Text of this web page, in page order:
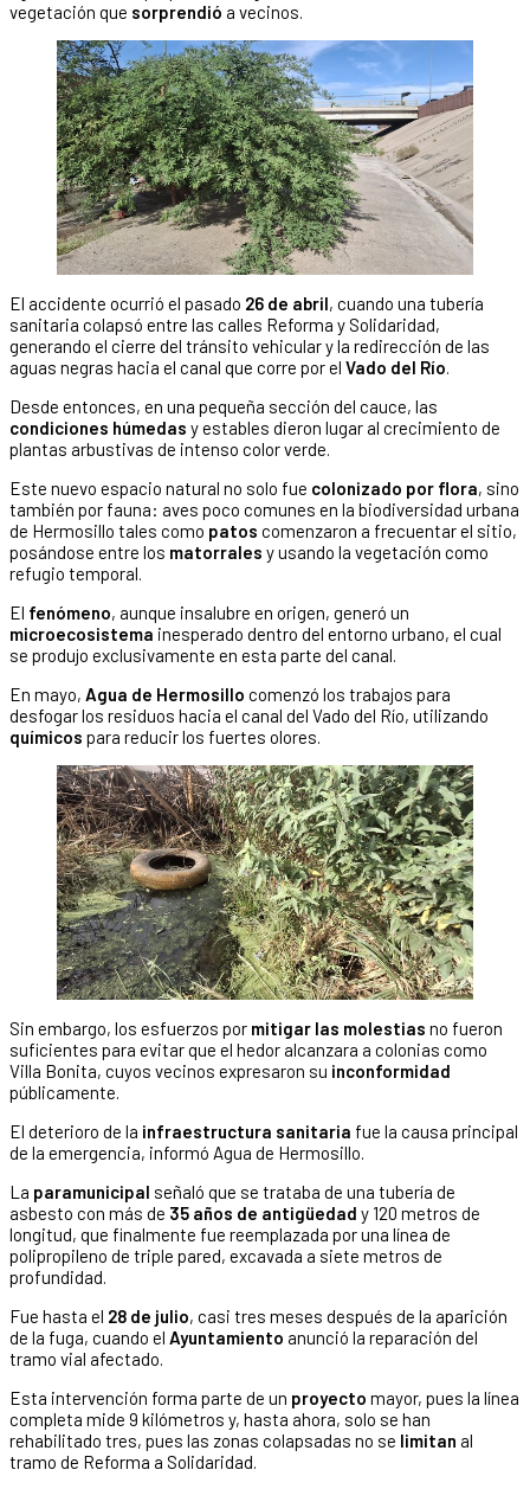
vegetación que sorprendió a vecinos.
El accidente ocurrió el pasado 26 de abril, cuando una tubería
sanitaria colapsó entre las calles Reforma y Solidaridad,
generando el cierre del tránsito vehicular y la redirección de las
aguas negras hacia el canal que corre por el Vado del Río.
Desde entonces, en una pequeña sección del cauce, las
condiciones húmedas y estables dieron lugar al crecimiento de
plantas arbustivas de intenso color verde.
Este nuevo espacio natural no solo fue colonizado por flora, sino
también por fauna: aves poco comunes en la biodiversidad urbana
de Hermosillo tales como patos comenzaron a frecuentar el sitio,
posándose entre los matorrales y usando la vegetación como
refugio temporal.
El fenómeno, aunque insalubre en origen, generó un
microecosistema inesperado dentro del entorno urbano, el cual
se produjo exclusivamente en esta parte del canal.
En mayo, Agua de Hermosillo comenzó los trabajos para
desfogar los residuos hacia el canal del Vado del Río, utilizando
químicos para reducir los fuertes olores.
Sin embargo, los esfuerzos por mitigar las molestias no fueron
suficientes para evitar que el hedor alcanzara a colonias como
Villa Bonita, cuyos vecinos expresaron su inconformidad
públicamente.
El deterioro de la infraestructura sanitaria fue la causa principal
de la emergencia, informó Agua de Hermosillo.
La paramunicipal señaló que se trataba de una tubería de
asbesto con más de 35 años de antigüedad y 120 metros de
longitud, que finalmente fue reemplazada por una línea de
polipropileno de triple pared, excavada a siete metros de
profundidad.
Fue hasta el 28 de julio, casi tres meses después de la aparición
de la fuga, cuando el Ayuntamiento anunció la reparación del
tramo vial afectado.
Esta intervención forma parte de un proyecto mayor, pues la línea
completa mide 9 kilómetros y, hasta ahora, solo se han
rehabilitado tres, pues las zonas colapsadas no se limitan al
tramo de Reforma a Solidaridad.